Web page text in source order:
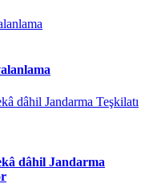
dâhil Jandarma